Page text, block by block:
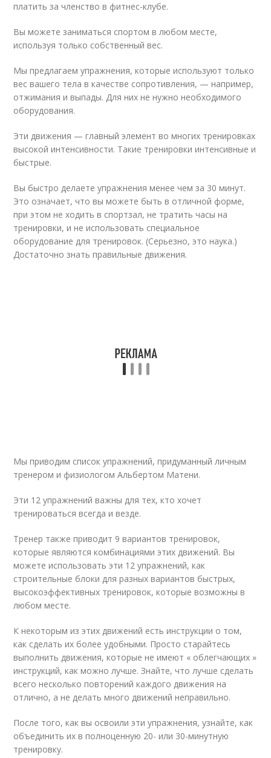
платить за членство в фитнес-клубе.
Вы можете заниматься спортом в любом месте,
используя только собственный вес.
Мы предлагаем упражнения, которые используют только
вес вашего тела в качестве сопротивления, — например,
отжимания и выпады. Для них не нужно необходимого
оборудования.
Эти движения — главный элемент во многих тренировках
высокой интенсивности. Такие тренировки интенсивные и
быстрые.
Вы быстро делаете упражнения менее чем за 30 минут.
Это означает, что вы можете быть в отличной форме,
при этом не ходить в спортзал, не тратить часы на
тренировки, и не использовать специальное
оборудование для тренировок. (Серьезно, это наука.)
Достаточно знать правильные движения.
Мы приводим список упражнений, придуманный личным
тренером и физиологом Альбертом Матени.
Эти 12 упражнений важны для тех, кто хочет
тренироваться всегда и везде.
Тренер также приводит 9 вариантов тренировок,
которые являются комбинациями этих движений. Вы
можете использовать эти 12 упражнений, как
строительные блоки для разных вариантов быстрых,
высокоэффективных тренировок, которые возможны в
любом месте.
К некоторым из этих движений есть инструкции о том,
как сделать их более удобными. Просто старайтесь
выполнить движения, которые не имеют « облегчающих »
инструкций, как можно лучше. Знайте, что лучше сделать
всего несколько повторений каждого движения на
отлично, а не делать много движений неправильно.
После того, как вы освоили эти упражнения, узнайте, как
объединить их в полноценную 20- или 30-минутную
тренировку.